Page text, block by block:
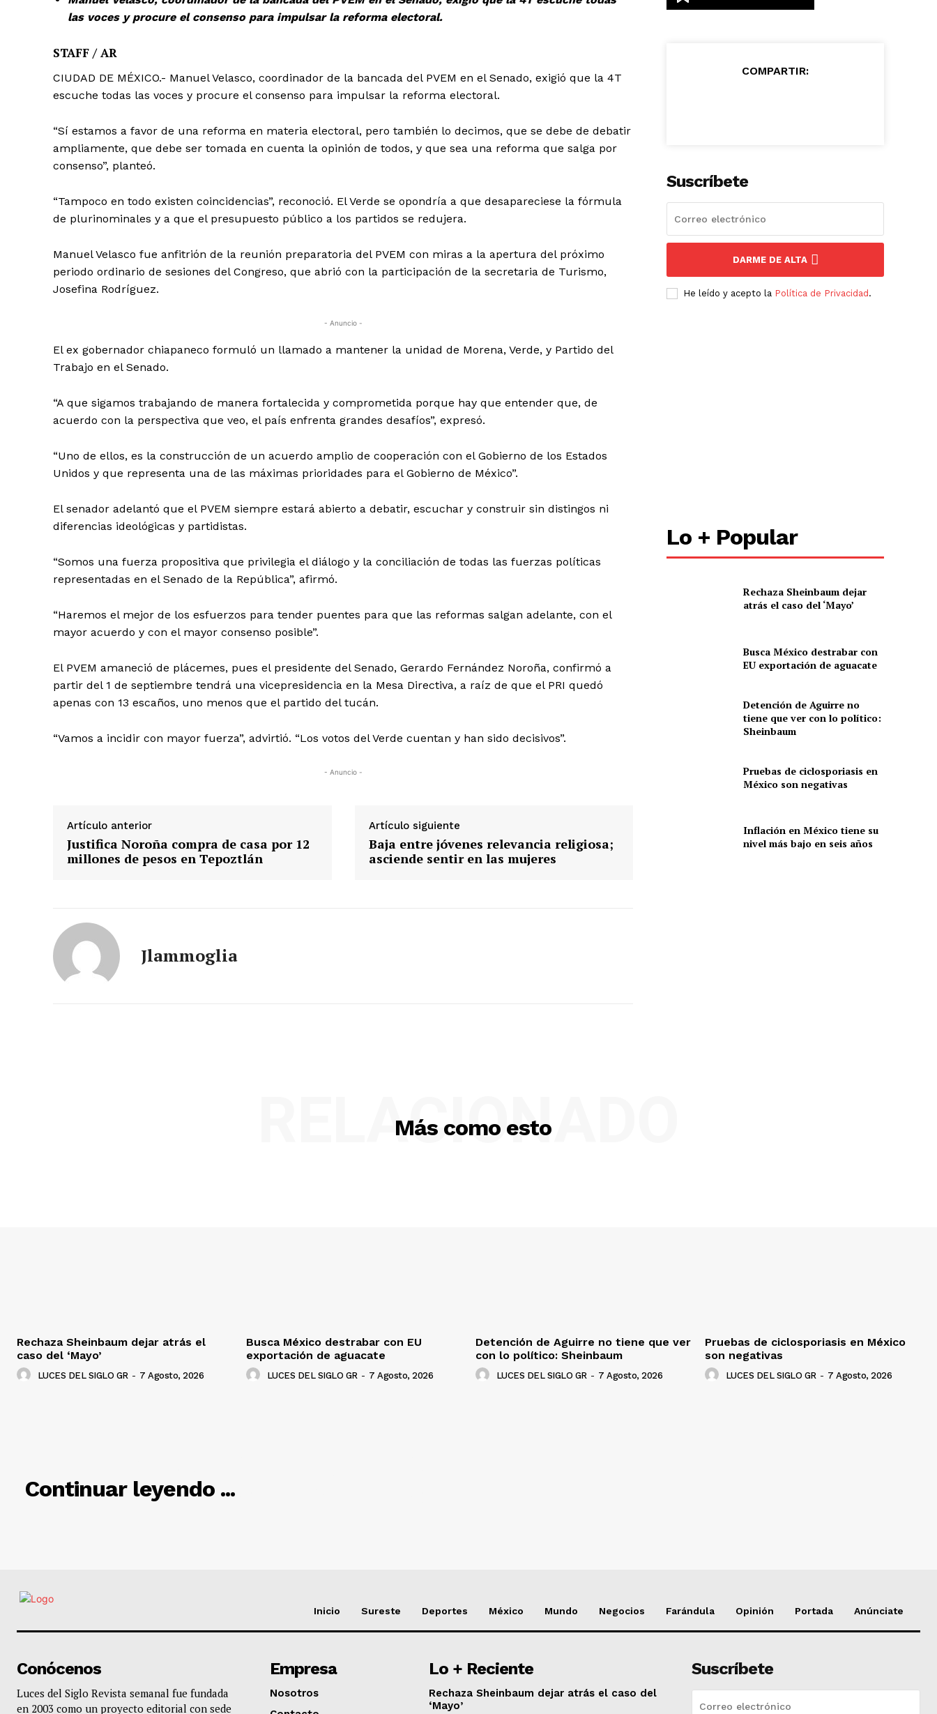
las voces y procure el consenso para impulsar la reforma electoral.
STAFF / AR
CIUDAD DE MÉXICO.- Manuel Velasco, coordinador de la bancada del PVEM en el Senado, exigió que la 4T
escuche todas las voces y procure el consenso para impulsar la reforma electoral.
“Sí estamos a favor de una reforma en materia electoral, pero también lo decimos, que se debe de debatir
ampliamente, que debe ser tomada en cuenta la opinión de todos, y que sea una reforma que salga por
consenso”, planteó.
“Tampoco en todo existen coincidencias”, reconoció. El Verde se opondría a que desapareciese la fórmula
de plurinominales y a que el presupuesto público a los partidos se redujera.
Manuel Velasco fue anfitrión de la reunión preparatoria del PVEM con miras a la apertura del próximo
periodo ordinario de sesiones del Congreso, que abrió con la participación de la secretaria de Turismo,
Josefina Rodríguez.
- Anuncio -
El ex gobernador chiapaneco formuló un llamado a mantener la unidad de Morena, Verde, y Partido del
Trabajo en el Senado.
“A que sigamos trabajando de manera fortalecida y comprometida porque hay que entender que, de
acuerdo con la perspectiva que veo, el país enfrenta grandes desafíos”, expresó.
“Uno de ellos, es la construcción de un acuerdo amplio de cooperación con el Gobierno de los Estados
Unidos y que representa una de las máximas prioridades para el Gobierno de México”.
El senador adelantó que el PVEM siempre estará abierto a debatir, escuchar y construir sin distingos ni
diferencias ideológicas y partidistas.
“Somos una fuerza propositiva que privilegia el diálogo y la conciliación de todas las fuerzas políticas
representadas en el Senado de la República”, afirmó.
“Haremos el mejor de los esfuerzos para tender puentes para que las reformas salgan adelante, con el
mayor acuerdo y con el mayor consenso posible”.
El PVEM amaneció de plácemes, pues el presidente del Senado, Gerardo Fernández Noroña, confirmó a
partir del 1 de septiembre tendrá una vicepresidencia en la Mesa Directiva, a raíz de que el PRI quedó
apenas con 13 escaños, uno menos que el partido del tucán.
“Vamos a incidir con mayor fuerza”, advirtió. “Los votos del Verde cuentan y han sido decisivos”.
- Anuncio -
Artículo anterior
Justifica Noroña compra de casa por 12
millones de pesos en Tepoztlán
Artículo siguiente
Baja entre jóvenes relevancia religiosa;
asciende sentir en las mujeres
Jlammoglia
COMPARTIR:
Suscríbete
DARME DE ALTA
He leído y acepto la Política de Privacidad.
Lo + Popular
Rechaza Sheinbaum dejar
atrás el caso del ‘Mayo’
Busca México destrabar con
EU exportación de aguacate
Detención de Aguirre no
tiene que ver con lo político:
Sheinbaum
Pruebas de ciclosporiasis en
México son negativas
Inflación en México tiene su
nivel más bajo en seis años
Más como esto
RELACIONADO
Rechaza Sheinbaum dejar atrás el
caso del ‘Mayo’
LUCES DEL SIGLO GR - 7 Agosto, 2026
Busca México destrabar con EU
exportación de aguacate
LUCES DEL SIGLO GR - 7 Agosto, 2026
Detención de Aguirre no tiene que ver
con lo político: Sheinbaum
LUCES DEL SIGLO GR - 7 Agosto, 2026
Pruebas de ciclosporiasis en México
son negativas
LUCES DEL SIGLO GR - 7 Agosto, 2026
Continuar leyendo ...
RELACIONADO
Inicio Sureste Deportes México Mundo Negocios Farándula Opinión Portada Anúnciate
Conócenos
Luces del Siglo Revista semanal fue fundada
en 2003 como un proyecto editorial con sede
Empresa
Nosotros
Lo + Reciente
Rechaza Sheinbaum dejar atrás el caso del
‘Mayo’
Suscríbete